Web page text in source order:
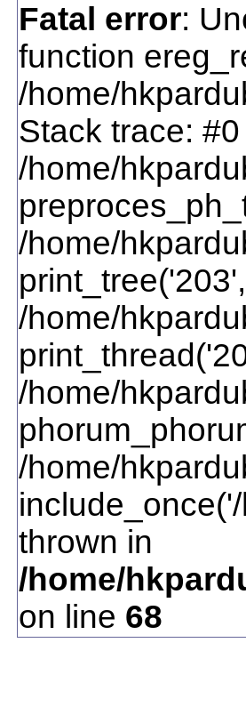
Fatal error:
function
/home/
Stack trace: #0
/home/
/home/
/home/
/home/
/home/
thrown in
/home/
on line 68